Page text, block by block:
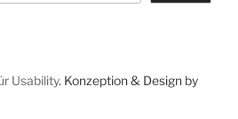
Usability. Konzeption & Design by